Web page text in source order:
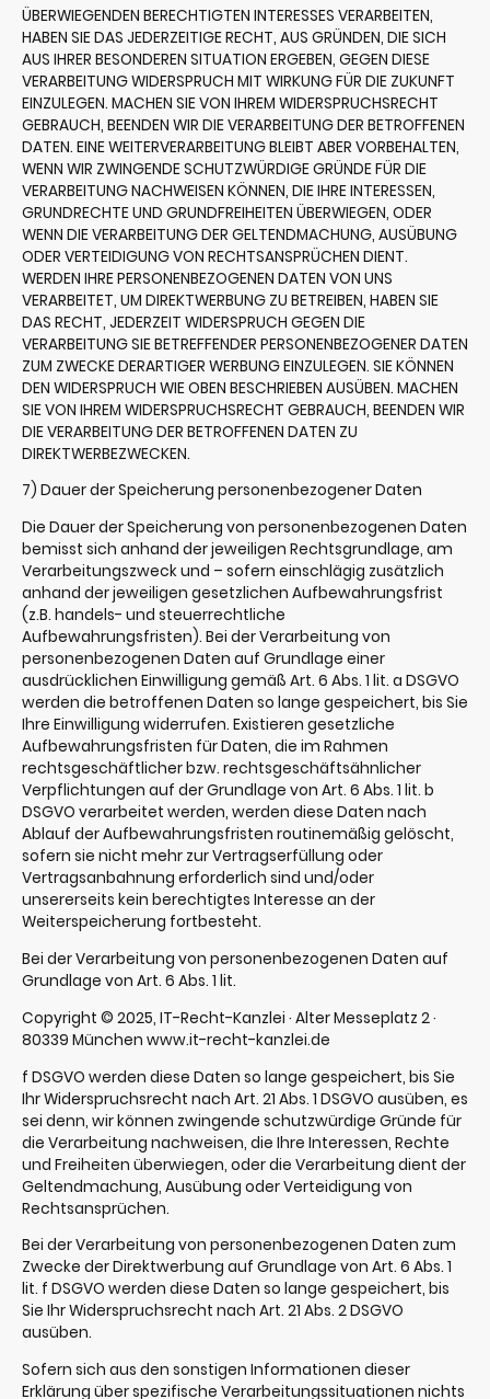
ÜBERWIEGENDEN BERECHTIGTEN INTERESSES VERARBEITEN,
HABEN SIE DAS JEDERZEITIGE RECHT, AUS GRÜNDEN, DIE SICH
AUS IHRER BESONDEREN SITUATION ERGEBEN, GEGEN DIESE
VERARBEITUNG WIDERSPRUCH MIT WIRKUNG FÜR DIE ZUKUNFT
EINZULEGEN. MACHEN SIE VON IHREM WIDERSPRUCHSRECHT
GEBRAUCH, BEENDEN WIR DIE VERARBEITUNG DER BETROFFENEN
DATEN. EINE WEITERVERARBEITUNG BLEIBT ABER VORBEHALTEN,
WENN WIR ZWINGENDE SCHUTZWÜRDIGE GRÜNDE FÜR DIE
VERARBEITUNG NACHWEISEN KÖNNEN, DIE IHRE INTERESSEN,
GRUNDRECHTE UND GRUNDFREIHEITEN ÜBERWIEGEN, ODER
WENN DIE VERARBEITUNG DER GELTENDMACHUNG, AUSÜBUNG
ODER VERTEIDIGUNG VON RECHTSANSPRÜCHEN DIENT.
WERDEN IHRE PERSONENBEZOGENEN DATEN VON UNS
VERARBEITET, UM DIREKTWERBUNG ZU BETREIBEN, HABEN SIE
DAS RECHT, JEDERZEIT WIDERSPRUCH GEGEN DIE
VERARBEITUNG SIE BETREFFENDER PERSONENBEZOGENER DATEN
ZUM ZWECKE DERARTIGER WERBUNG EINZULEGEN. SIE KÖNNEN
DEN WIDERSPRUCH WIE OBEN BESCHRIEBEN AUSÜBEN. MACHEN
SIE VON IHREM WIDERSPRUCHSRECHT GEBRAUCH, BEENDEN WIR
DIE VERARBEITUNG DER BETROFFENEN DATEN ZU
DIREKTWERBEZWECKEN.
7) Dauer der Speicherung personenbezogener Daten
Die Dauer der Speicherung von personenbezogenen Daten
bemisst sich anhand der jeweiligen Rechtsgrundlage, am
Verarbeitungszweck und – sofern einschlägig zusätzlich
anhand der jeweiligen gesetzlichen Aufbewahrungsfrist
(z.B. handels- und steuerrechtliche
Aufbewahrungsfristen). Bei der Verarbeitung von
personenbezogenen Daten auf Grundlage einer
ausdrücklichen Einwilligung gemäß Art. 6 Abs. 1 lit. a DSGVO
werden die betroffenen Daten so lange gespeichert, bis Sie
Ihre Einwilligung widerrufen. Existieren gesetzliche
Aufbewahrungsfristen für Daten, die im Rahmen
rechtsgeschäftlicher bzw. rechtsgeschäftsähnlicher
Verpflichtungen auf der Grundlage von Art. 6 Abs. 1 lit. b
DSGVO verarbeitet werden, werden diese Daten nach
Ablauf der Aufbewahrungsfristen routinemäßig gelöscht,
sofern sie nicht mehr zur Vertragserfüllung oder
Vertragsanbahnung erforderlich sind und/oder
unsererseits kein berechtigtes Interesse an der
Weiterspeicherung fortbesteht.
Bei der Verarbeitung von personenbezogenen Daten auf
Grundlage von Art. 6 Abs. 1 lit.
Copyright © 2025, IT-Recht-Kanzlei · Alter Messeplatz 2 ·
80339 München www.it-recht-kanzlei.de
f DSGVO werden diese Daten so lange gespeichert, bis Sie
Ihr Widerspruchsrecht nach Art. 21 Abs. 1 DSGVO ausüben, es
sei denn, wir können zwingende schutzwürdige Gründe für
die Verarbeitung nachweisen, die Ihre Interessen, Rechte
und Freiheiten überwiegen, oder die Verarbeitung dient der
Geltendmachung, Ausübung oder Verteidigung von
Rechtsansprüchen.
Bei der Verarbeitung von personenbezogenen Daten zum
Zwecke der Direktwerbung auf Grundlage von Art. 6 Abs. 1
lit. f DSGVO werden diese Daten so lange gespeichert, bis
Sie Ihr Widerspruchsrecht nach Art. 21 Abs. 2 DSGVO
ausüben.
Sofern sich aus den sonstigen Informationen dieser
Erklärung über spezifische Verarbeitungssituationen nichts